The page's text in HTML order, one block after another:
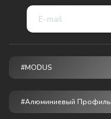
#MODUS
#Алюминиевый Профиль